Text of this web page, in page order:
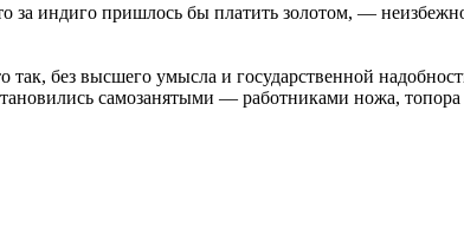
индиго пришлось бы платить золотом, —
без высшего умысла и государственной
самозанятыми — работниками ножа,